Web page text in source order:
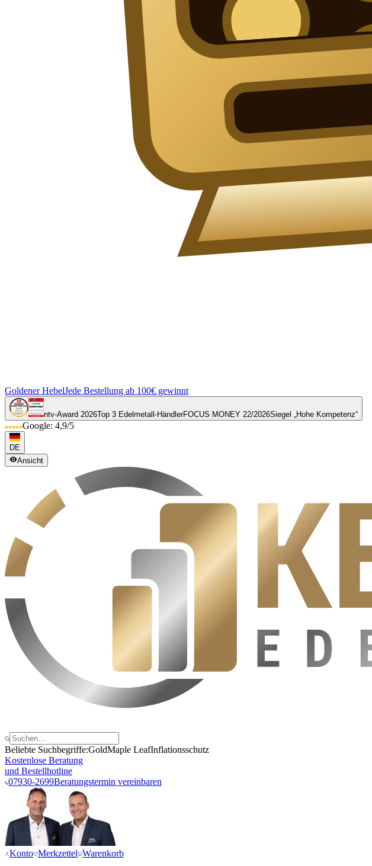
Goldener HebelJede Bestellung ab 100€ gewinnt
ntv-Award 2026Top 3 Edelmetall-HändlerFOCUS MONEY 22/2026Siegel „Hohe Kompetenz“
Google: 4,9/5
DE
Ansicht
Beliebte Suchbegriffe:GoldMaple LeafInflationsschutz
Kostenlose Beratung
und Bestellhotline
07930-2699Beratungstermin vereinbaren
Konto Merkzettel Warenkorb